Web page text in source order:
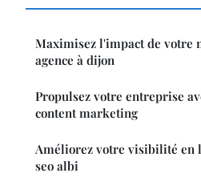
Maximisez l'impact de votre
agence à dijon
Propulsez votre entreprise
content marketing
Améliorez votre visibilité en
seo albi